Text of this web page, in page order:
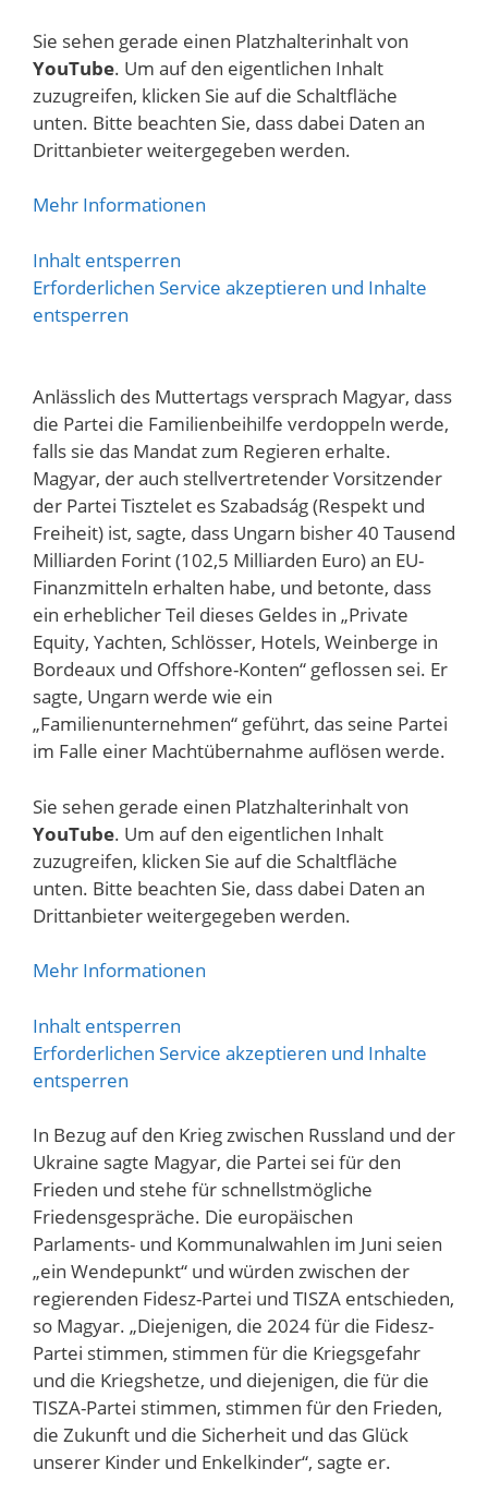
Sie sehen gerade einen Platzhalterinhalt von
YouTube. Um auf den eigentlichen Inhalt
zuzugreifen, klicken Sie auf die Schaltfläche
unten. Bitte beachten Sie, dass dabei Daten an
Drittanbieter weitergegeben werden.
Mehr Informationen
Inhalt entsperren
Erforderlichen Service akzeptieren und Inhalte
entsperren
Anlässlich des Muttertags versprach Magyar, dass
die Partei die Familienbeihilfe verdoppeln werde,
falls sie das Mandat zum Regieren erhalte.
Magyar, der auch stellvertretender Vorsitzender
der Partei Tisztelet es Szabadság (Respekt und
Freiheit) ist, sagte, dass Ungarn bisher 40 Tausend
Milliarden Forint (102,5 Milliarden Euro) an EU-
Finanzmitteln erhalten habe, und betonte, dass
ein erheblicher Teil dieses Geldes in „Private
Equity, Yachten, Schlösser, Hotels, Weinberge in
Bordeaux und Offshore-Konten“ geflossen sei. Er
sagte, Ungarn werde wie ein
„Familienunternehmen“ geführt, das seine Partei
im Falle einer Machtübernahme auflösen werde.
Sie sehen gerade einen Platzhalterinhalt von
YouTube. Um auf den eigentlichen Inhalt
zuzugreifen, klicken Sie auf die Schaltfläche
unten. Bitte beachten Sie, dass dabei Daten an
Drittanbieter weitergegeben werden.
Mehr Informationen
Inhalt entsperren
Erforderlichen Service akzeptieren und Inhalte
entsperren
In Bezug auf den Krieg zwischen Russland und der
Ukraine sagte Magyar, die Partei sei für den
Frieden und stehe für schnellstmögliche
Friedensgespräche. Die europäischen
Parlaments- und Kommunalwahlen im Juni seien
„ein Wendepunkt“ und würden zwischen der
regierenden Fidesz-Partei und TISZA entschieden,
so Magyar. „Diejenigen, die 2024 für die Fidesz-
Partei stimmen, stimmen für die Kriegsgefahr
und die Kriegshetze, und diejenigen, die für die
TISZA-Partei stimmen, stimmen für den Frieden,
die Zukunft und die Sicherheit und das Glück
unserer Kinder und Enkelkinder“, sagte er.